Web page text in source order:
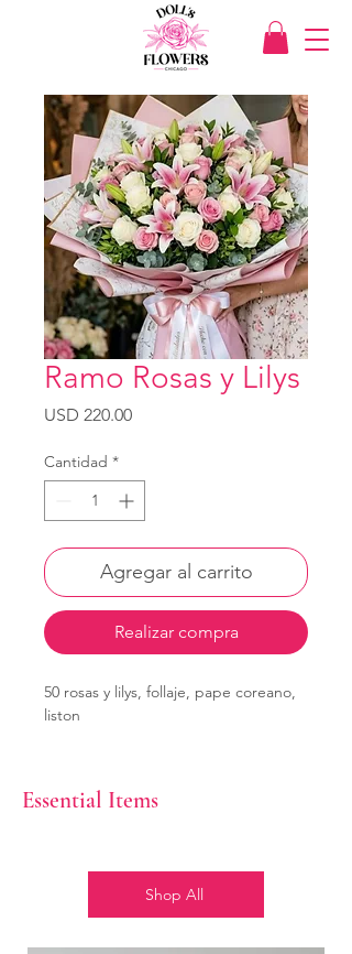
Ramo Rosas y Lilys
USD 220.00Precio
Cantidad *
Agregar al carrito
Realizar compra
50 rosas y lilys, follaje, pape coreano,
liston
Essential Items
Shop All